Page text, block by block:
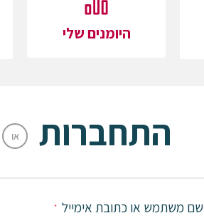
היומנים שלי
התחברות או
שם משתמש או כתובת אימייל *